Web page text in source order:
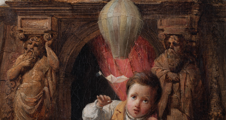
NE RÊVEZ PLUS, VOLEZ ! MONTGOLFIÈRE
OU BALLON ?